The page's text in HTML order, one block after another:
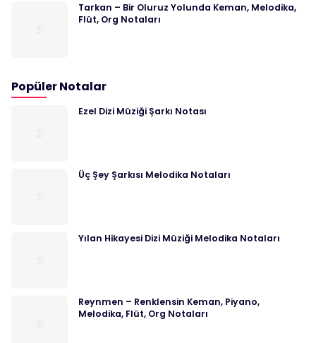
Tarkan – Bir Oluruz Yolunda Keman, Melodika,
Flüt, Org Notaları
Popüler Notalar
Ezel Dizi Müziği Şarkı Notası
Üç Şey Şarkısı Melodika Notaları
Yılan Hikayesi Dizi Müziği Melodika Notaları
Reynmen – Renklensin Keman, Piyano,
Melodika, Flüt, Org Notaları